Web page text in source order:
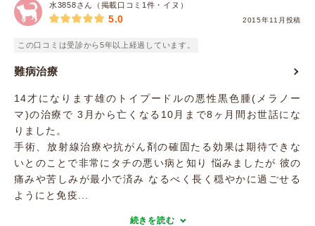
水3858さん（掲載口コミ1件・イヌ）
2015年11月投稿
5.0
この口コミは受診から5年以上経過しています。
難病治療
14才になります雄のトイプードルの悪性黒色腫(メラノー
マ)の治療で 3月から亡くなる10月まで8ヶ月間お世話にな
りました。
手術、放射線治療や抗がん剤の確固たる効果は期待できな
いとのことで非常にタチの悪い病と知り 悩みましたが 彼の
痛みや苦しみが最小で済み なるべく長く穏やかに過ごせる
ようにと免疫...
続きを読む